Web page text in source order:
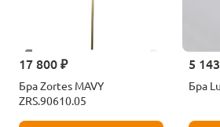
17 800 ₽
Бра Zortes MAVY
ZRS.90610.05
5
Бра